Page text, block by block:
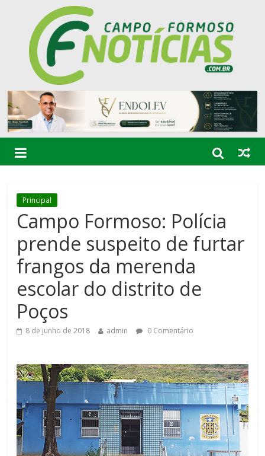
Principal
Campo Formoso: Polícia
prende suspeito de furtar
frangos da merenda
escolar do distrito de
Poços
8 de junho de 2018 admin 0 Comentário